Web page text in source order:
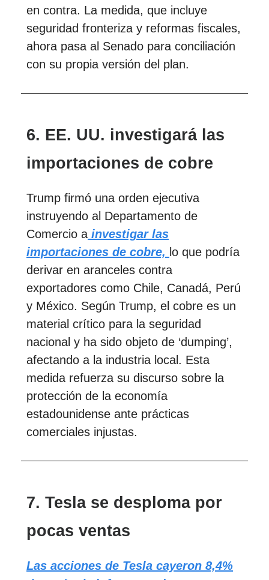
en contra. La medida, que incluye
seguridad fronteriza y reformas fiscales,
ahora pasa al Senado para conciliación
con su propia versión del plan.
6. EE. UU. investigará las
importaciones de cobre
Trump firmó una orden ejecutiva
instruyendo al Departamento de
Comercio a investigar las
importaciones de cobre, lo que podría
derivar en aranceles contra
exportadores como Chile, Canadá, Perú
y México. Según Trump, el cobre es un
material crítico para la seguridad
nacional y ha sido objeto de ‘dumping’,
afectando a la industria local. Esta
medida refuerza su discurso sobre la
protección de la economía
estadounidense ante prácticas
comerciales injustas.
7. Tesla se desploma por
pocas ventas
Las acciones de Tesla cayeron 8,4%